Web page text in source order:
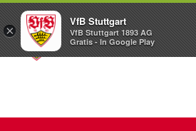
×
VfB Stuttgart
VfB Stuttgart 1893 AG
Gratis - In Google Play